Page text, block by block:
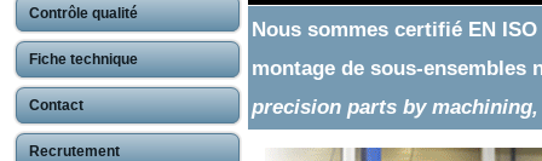
Contrôle qualité
Fiche technique
Contact
Recrutement
Nous sommes certifié EN
montage de sous-
precision parts by